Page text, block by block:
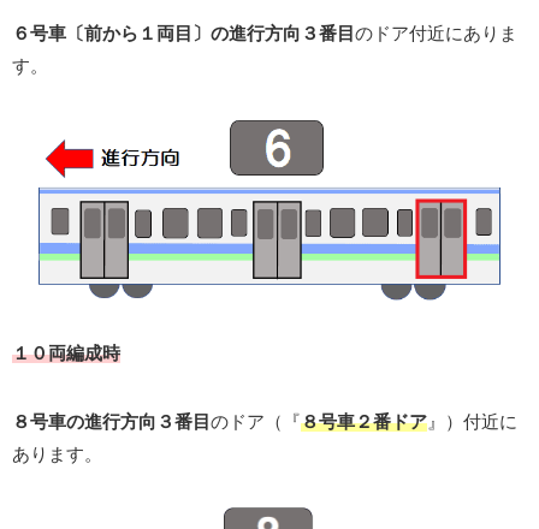
６号車〔前から１両目〕の進行方向３番目 のドア付近にありま
す。
１０両編成時
８号車の進行方向３番目 のドア（『８号車２番ドア』）付近に
あります。